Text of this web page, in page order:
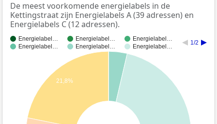
De meest voorkomende energielabels in de
Kettingstraat zijn Energielabels A (39 adressen) en
Energielabels C (12 adressen).
Energielabel… Energielabel…
Energielabel…
Energielabel…
Energielabel… Energielabel…
1/2
21,8%